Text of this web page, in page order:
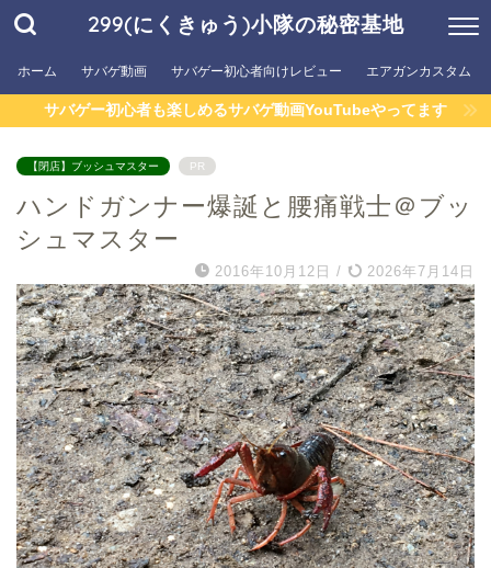
299(にくきゅう)小隊の秘密基地
ホーム サバゲ動画 サバゲー初心者向けレビュー エアガンカスタム
サバゲー初心者も楽しめるサバゲ動画YouTubeやってます
【閉店】ブッシュマスター PR
ハンドガンナー爆誕と腰痛戦士＠ブッ
シュマスター
2016年10月12日 / 2026年7月14日